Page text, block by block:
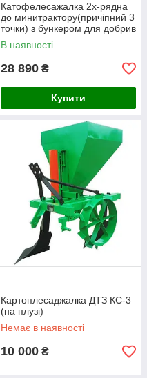
Катофелесажалка 2х-рядна
до минитрактору(причіпний 3
точки) з бункером для добрив
(КС15)
В наявності
28 890 ₴
Купити
Картоплесаджалка ДТЗ КС-3
(на плузі)
Немає в наявності
10 000 ₴